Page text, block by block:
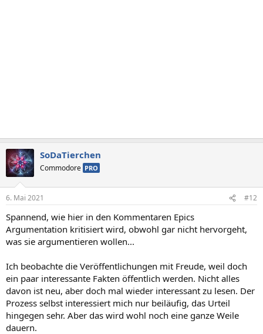
SoDaTierchen
Commodore PRO
6. Mai 2021 #12
Spannend, wie hier in den Kommentaren Epics
Argumentation kritisiert wird, obwohl gar nicht hervorgeht,
was sie argumentieren wollen...
Ich beobachte die Veröffentlichungen mit Freude, weil doch
ein paar interessante Fakten öffentlich werden. Nicht alles
davon ist neu, aber doch mal wieder interessant zu lesen. Der
Prozess selbst interessiert mich nur beiläufig, das Urteil
hingegen sehr. Aber das wird wohl noch eine ganze Weile
dauern.